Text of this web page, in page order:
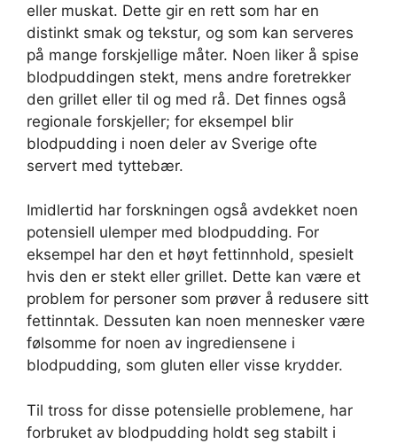
eller muskat. Dette gir en rett som har en
distinkt smak og tekstur, og som kan serveres
på mange forskjellige måter. Noen liker å spise
blodpuddingen stekt, mens andre foretrekker
den grillet eller til og med rå. Det finnes også
regionale forskjeller; for eksempel blir
blodpudding i noen deler av Sverige ofte
servert med tyttebær.
Imidlertid har forskningen også avdekket noen
potensiell ulemper med blodpudding. For
eksempel har den et høyt fettinnhold, spesielt
hvis den er stekt eller grillet. Dette kan være et
problem for personer som prøver å redusere sitt
fettinntak. Dessuten kan noen mennesker være
følsomme for noen av ingrediensene i
blodpudding, som gluten eller visse krydder.
Til tross for disse potensielle problemene, har
forbruket av blodpudding holdt seg stabilt i